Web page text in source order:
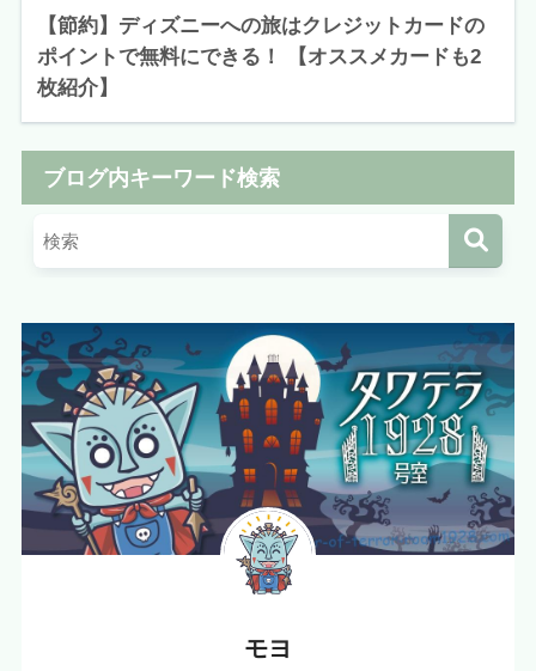
【節約】ディズニーへの旅はクレジットカードの
ポイントで無料にできる！ 【オススメカードも2
枚紹介】
ブログ内キーワード検索
モヨ